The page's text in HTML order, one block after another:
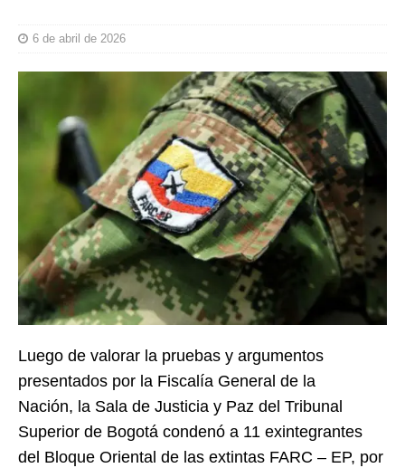
6 de abril de 2026
Luego de valorar la pruebas y argumentos
presentados por la Fiscalía General de la
Nación, la Sala de Justicia y Paz del Tribunal
Superior de Bogotá condenó a 11 exintegrantes
del Bloque Oriental de las extintas FARC – EP, por